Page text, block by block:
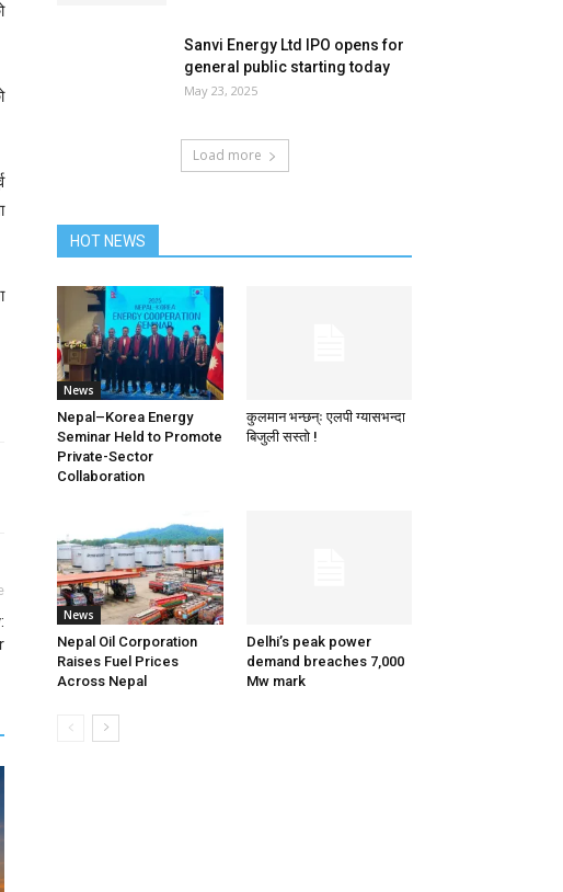
Sanvi Energy Ltd IPO opens for
general public starting today
May 23, 2025
Load more
HOT NEWS
News
Nepal–Korea Energy
Seminar Held to Promote
Private-Sector
Collaboration
कुलमान भन्छन्ः एलपी ग्यासभन्दा
बिजुली सस्तो !
News
Nepal Oil Corporation
Raises Fuel Prices
Across Nepal
Delhi’s peak power
demand breaches 7,000
Mw mark